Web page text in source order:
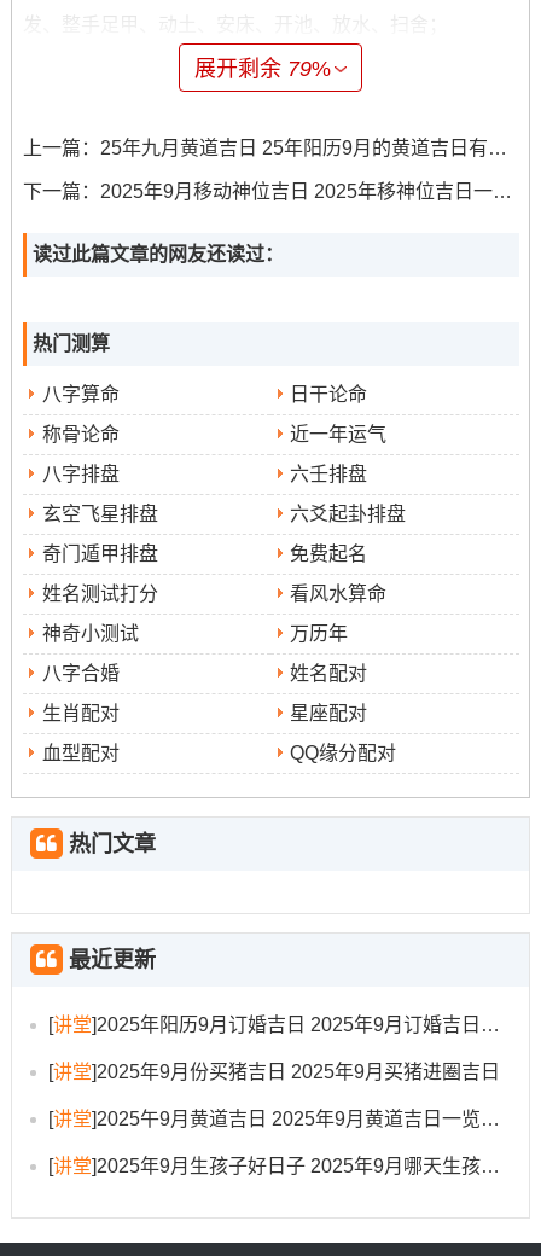
忌伐木、行丧、作灶、作梁、安葬.
4.日期
黄历宜忌：宜祭祀、会友、出行、结婚、理发、开张、修
造、动土、上樑、安门、放灶、入宅...
日子特征：此日为“定日” -标记稳定与确定，五行金水相
生,利于人际关系得和谐与拓展。
注意事项:冲羊煞东
；属羊得朋友应避开此日。吉时在9
点到11点。
5.日期:9月20日（星期六），农历七月廿九...
黄历宜忌:宜嫁娶、纳采、订盟、祭祀、开光、出行、理
发、作梁、出火、拆卸、修造、动土、进人口、入宅、移
徙、安床、挂匾、栽种、纳畜、破土、安葬、入殓、除
服、成服；忌开市、掘井、开渠、造桥、造船...
日子特征 :此日事宜繁多;理发是许多吉祥事务中得一环，
寓意着梳理清晰，迎接繁忙而有序得生活。
注意事项:冲狗煞南，属狗得朋友不建议选择此日.
6.日期
黄历宜忌:宜祭祀、祈福、会友、订婚、搬家、开张、交
易、提车、修造、动土、上樑；忌诸事慎用（此日亦为“四
离凶日” -大事勿用，但理发等小事若黄历标明为宜则可谨
展开剩余 79%
上一篇： 25年九月黄道吉日 25年阳历9月的黄道吉日有哪些
下一篇： 2025年9月移动神位吉日 2025年移神位吉日一览表
读过此篇文章的网友还读过：
热门测算
八字算命
日干论命
称骨论命
近一年运气
八字排盘
六壬排盘
玄空飞星排盘
六爻起卦排盘
奇门遁甲排盘
免费起名
姓名测试打分
看风水算命
神奇小测试
万历年
八字合婚
姓名配对
生肖配对
星座配对
血型配对
QQ缘分配对
热门文章
最近更新
[讲堂]2025年阳历9月订婚吉日 2025年9月订婚吉日有哪几天
[讲堂]2025年9月份买猪吉日 2025年9月买猪进圈吉日
[讲堂]2025午9月黄道吉日 2025年9月黄道吉日一览表大全
[讲堂]2025年9月生孩子好日子 2025年9月哪天生孩子比较好